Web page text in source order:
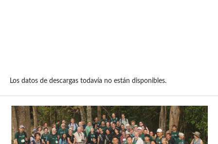
Los datos de descargas todavía no están disponibles.